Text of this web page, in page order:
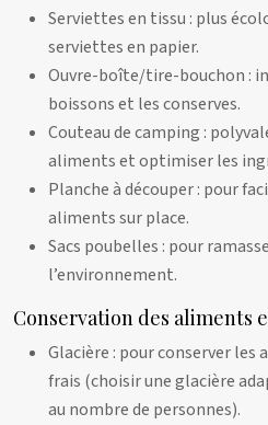
Serviettes en tissu : plus
serviettes en papier.
Ouvre-boîte/tire-bouchon :
boissons et les conserves.
Couteau de camping :
aliments et optimiser les
Planche à découper : pour
aliments sur place.
Sacs poubelles : pour
l’environnement.
Conservation des aliments
Glacière : pour conserver les
frais (choisir une glacière
au nombre de personnes).